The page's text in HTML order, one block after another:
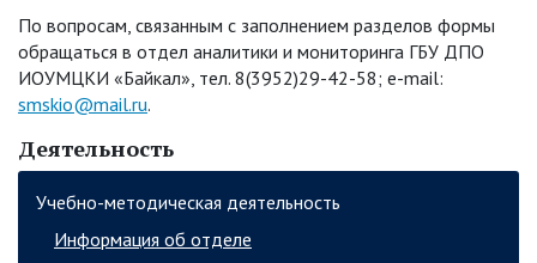
Деятельность
Учебно-методическая деятельность
Информация об отделе
По вопросам, связанным с заполнением разделов формы
обращаться в отдел аналитики и мониторинга ГБУ ДПО
ИОУМЦКИ «Байкал», тел. 8(3952)29-42-58; e-mail:
smskio@mail.ru.